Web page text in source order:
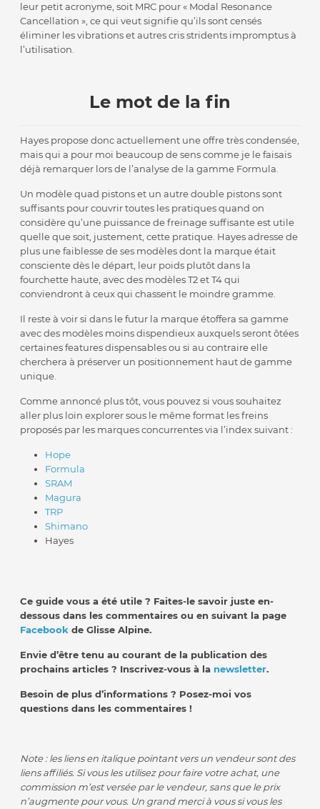
leur petit acronyme, soit MRC pour « Modal Resonance
Cancellation », ce qui veut signifie qu’ils sont censés
éliminer les vibrations et autres cris stridents impromptus à
l’utilisation.
Le mot de la fin
Hayes propose donc actuellement une offre très condensée,
mais qui a pour moi beaucoup de sens comme je le faisais
déjà remarquer lors de l’analyse de la gamme Formula.
Un modèle quad pistons et un autre double pistons sont
suffisants pour couvrir toutes les pratiques quand on
considère qu’une puissance de freinage suffisante est utile
quelle que soit, justement, cette pratique. Hayes adresse de
plus une faiblesse de ses modèles dont la marque était
consciente dès le départ, leur poids plutôt dans la
fourchette haute, avec des modèles T2 et T4 qui
conviendront à ceux qui chassent le moindre gramme.
Il reste à voir si dans le futur la marque étoffera sa gamme
avec des modèles moins dispendieux auxquels seront ôtées
certaines features dispensables ou si au contraire elle
cherchera à préserver un positionnement haut de gamme
unique.
Comme annoncé plus tôt, vous pouvez si vous souhaitez
aller plus loin explorer sous le même format les freins
proposés par les marques concurrentes via l’index suivant :
Hope
Formula
SRAM
Magura
TRP
Shimano
Hayes
Ce guide vous a été utile ? Faites-le savoir juste en-
dessous dans les commentaires ou en suivant la page
Facebook de Glisse Alpine.
Envie d’être tenu au courant de la publication des
prochains articles ? Inscrivez-vous à la newsletter.
Besoin de plus d’informations ? Posez-moi vos
questions dans les commentaires !
Note : les liens en italique pointant vers un vendeur sont des
liens affiliés. Si vous les utilisez pour faire votre achat, une
commission m’est versée par le vendeur, sans que le prix
n’augmente pour vous. Un grand merci à vous si vous les